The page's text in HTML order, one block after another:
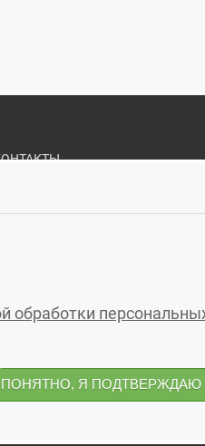
, УЛ. САДОВАЯ, Д.2, 2-Й
обработки
ПОНЯТНО, Я ПОДТВЕРЖДАЮ